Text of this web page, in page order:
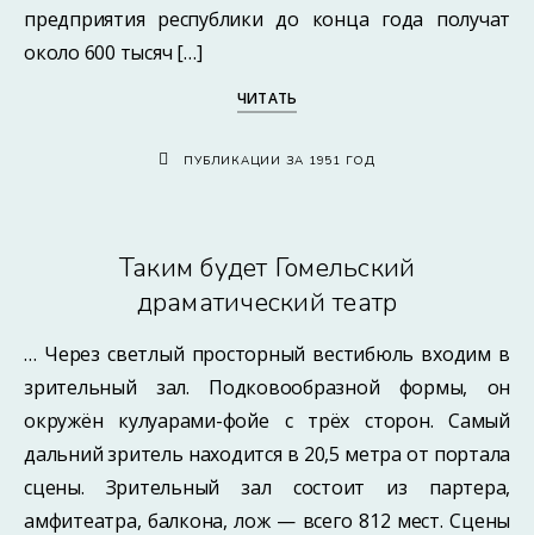
предприятия республики до конца года получат
около 600 тысяч […]
ЧИТАТЬ
ПУБЛИКАЦИИ ЗА 1951 ГОД
Таким будет Гомельский
драматический театр
… Через светлый просторный вестибюль входим в
зрительный зал. Подковообразной формы, он
окружён кулуарами-фойе с трёх сторон. Самый
дальний зритель находится в 20,5 метра от портала
сцены. Зрительный зал состоит из партера,
амфитеатра, балкона, лож — всего 812 мест. Сцены